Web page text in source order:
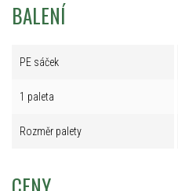
BALENÍ
PE sáček
1 paleta
Rozměr palety